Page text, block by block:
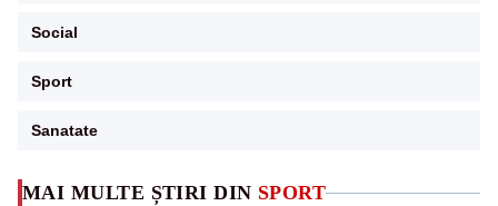
MAI MULTE ȘTIRI DIN SPORT
Social
Sport
Sanatate